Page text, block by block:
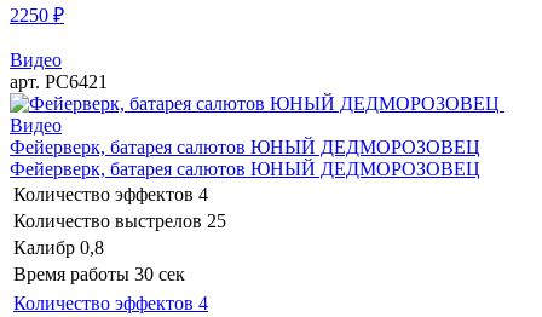
2250 ₽
Видео
арт. РС6421
Видео
Фейерверк, батарея салютов ЮНЫЙ ДЕДМОРОЗОВЕЦ
Фейерверк, батарея салютов ЮНЫЙ ДЕДМОРОЗОВЕЦ
Количество эффектов 4
Количество выстрелов 25
Калибр 0,8
Время работы 30 сек
Количество эффектов 4